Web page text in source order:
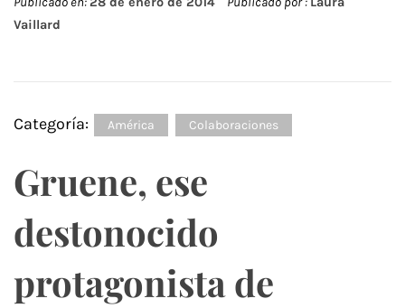
Vaillard
Categoría: América Colaboraciones
Gruene, ese
destonocido
protagonista de